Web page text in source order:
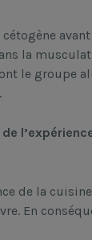
la
le groupe
de la
En